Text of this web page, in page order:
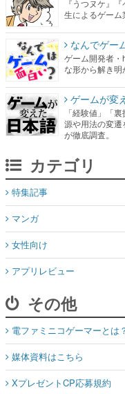
ゲーム開発者
な形から解き明
ゲームが変
「経験値」「
源や用法の変遷
カテゴリ
マンガ
女性向け
アプリレビュー
その他
電ファミニコゲーマーとは？
媒体資料はこちら
XプレゼントCP応募規約
運営：株式会社マレ